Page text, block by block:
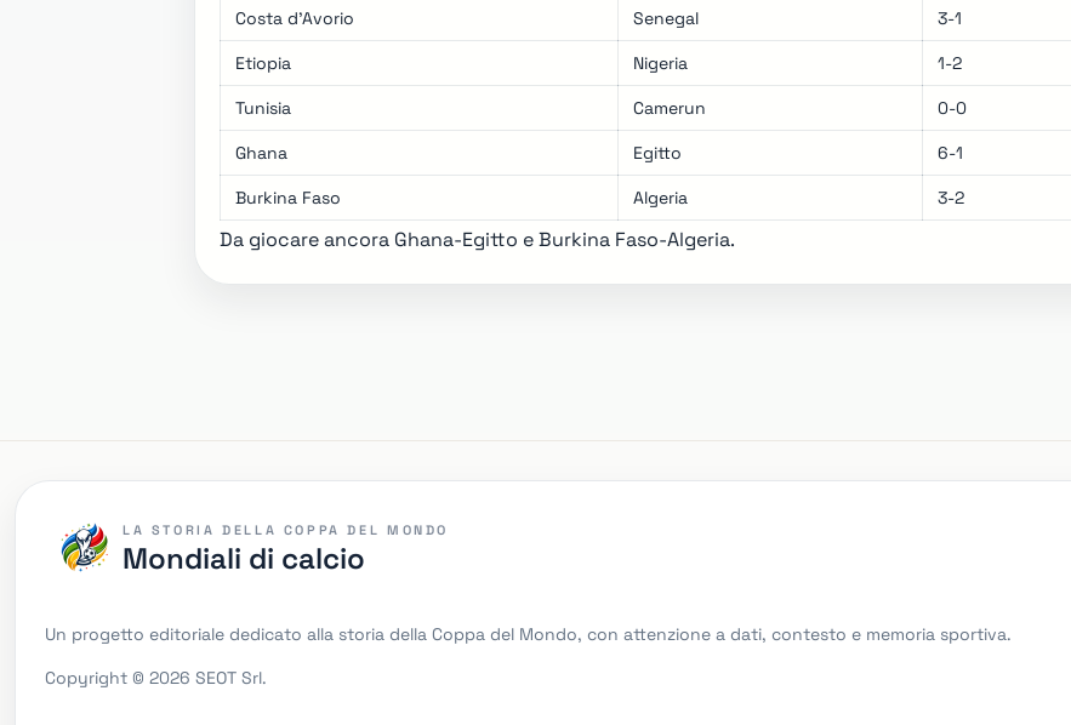
Costa d'Avorio Senegal 3-1
Etiopia Nigeria 1-2
Tunisia Camerun 0-0
Ghana Egitto 6-1
Burkina Faso Algeria 3-2
Da giocare ancora Ghana-Egitto e Burkina Faso-Algeria.
LA STORIA DELLA COPPA DEL MONDO
Mondiali di calcio
Un progetto editoriale dedicato alla storia della Coppa del Mondo, con attenzione a dati, contesto e memoria sportiva.
Copyright © 2026 SEOT Srl.